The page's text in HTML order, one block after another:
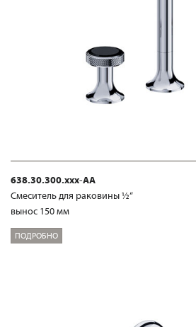
638.30.300.xxx-AA
Смеситель для раковины ½“
вынос 150 мм
ПОДРОБНО